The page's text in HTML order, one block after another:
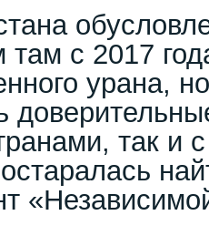
с 2017
урана,
так и